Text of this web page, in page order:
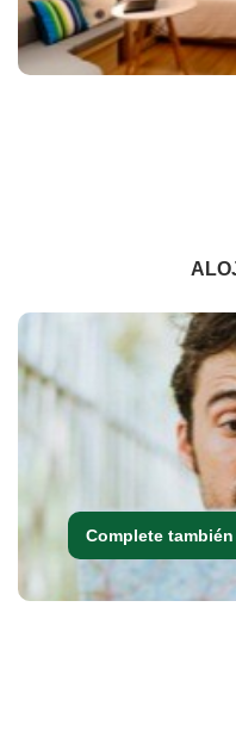
Complete